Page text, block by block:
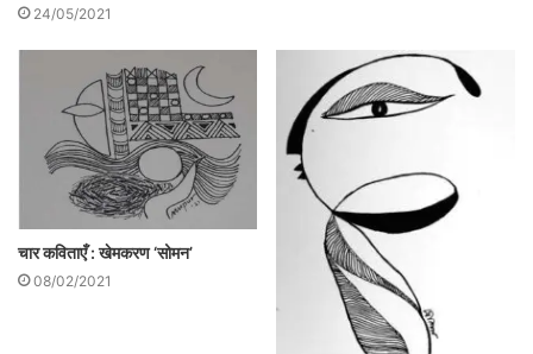
1.मौजूदगी
24/05/2021
चार कविताएँ : खेमकरण ‘सोमन’
08/02/2021